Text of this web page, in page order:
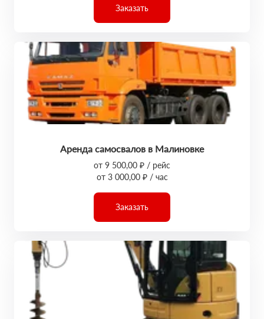
Заказать
Аренда самосвалов в Малиновке
от 9 500,00 ₽ / рейс
от 3 000,00 ₽ / час
Заказать